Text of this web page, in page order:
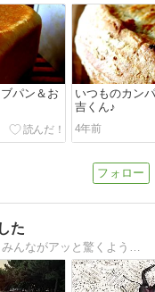
パン＆お
いつものカン
吉くん♪
4年前
た
食べる事が好き。でも作る事も大好き。みんながアッと驚くような料理が作りたくて料理教室通いに、食べ歩きに只今奮闘中!!